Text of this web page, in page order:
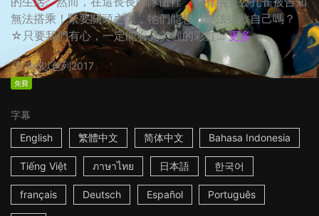
無法搭乘！緊要關頭之際，牠們能想出辦法拯救自己嗎？
☆只要我們有心，一定能看見美麗的彩虹... 更多
8m以色列2017
免費
字幕
English
繁體中文 简体中文 Bahasa Indonesia
Tiếng Việt ภาษาไทย 日本語 한국어
français Deutsch Español Português